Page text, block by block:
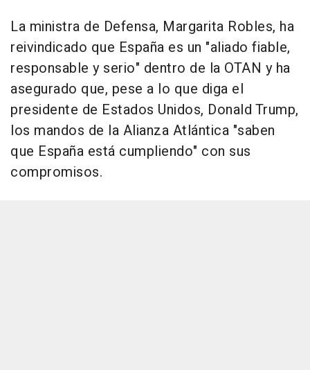
La ministra de Defensa, Margarita Robles, ha
reivindicado que España es un "aliado fiable,
responsable y serio" dentro de la OTAN y ha
asegurado que, pese a lo que diga el
presidente de Estados Unidos, Donald Trump,
los mandos de la Alianza Atlántica "saben
que España está cumpliendo" con sus
compromisos.